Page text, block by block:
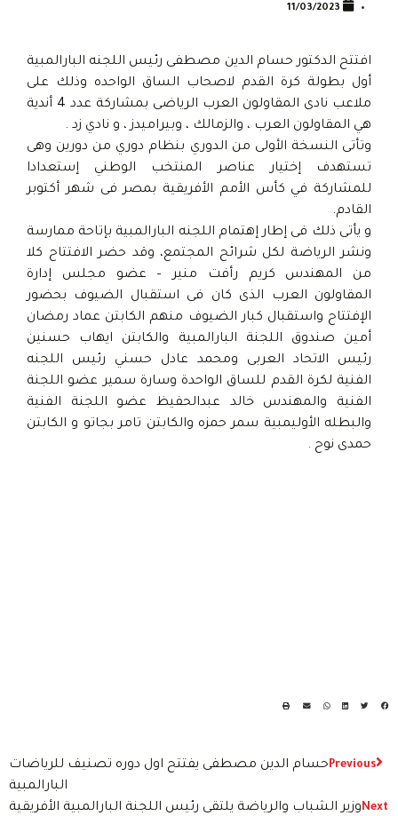
11/03/2023
افتتح الدكتور حسام الدين مصطفى رئيس اللجنه البارالمبية
أول بطولة كرة القدم لاصحاب الساق الواحده وذلك على
ملاعب نادى المقاولون العرب الرياضى بمشاركة عدد 4 أندية
هي المقاولون العرب ، والزمالك ، وبيراميدز ، و نادي زد .
وتأتى النسخة الأولى من الدوري بنظام دوري من دورين وهى
تستهدف إختيار عناصر المنتخب الوطني إستعدادا
للمشاركة في كأس الأمم الأفريقية بمصر فى شهر أكتوبر
القادم.
و يأتى ذلك فى إطار إهتمام اللجنه البارالمبية بإتاحة ممارسة
ونشر الرياضة لكل شرائح المجتمع، وقد حضر الافتتاح كلا
من المهندس كريم رأفت منير – عضو مجلس إدارة
المقاولون العرب الذى كان فى استقبال الضيوف بحضور
الإفتتاح واستقبال كبار الضيوف منهم الكابتن عماد رمضان
أمين صندوق اللجنة البارالمبية والكابتن ايهاب حسنين
رئيس الاتحاد العربى ومحمد عادل حسني رئيس اللجنه
الفنية لكرة القدم للساق الواحدة وسارة سمير عضو اللجنة
الفنية والمهندس خالد عبدالحفيظ عضو اللجنة الفنية
والبطله الأوليمبية سمر حمزه والكابتن تامر بجاتو و الكابتن
حمدى نوح .
Previousحسام الدين مصطفى يفتتح اول دوره تصنيف للرياضات
البارالمبية
Nextوزير الشباب والرياضة يلتقى رئيس اللجنة البارالمبية الأفريقية